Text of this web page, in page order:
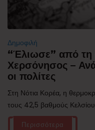
Δημοφιλή
“Έλιωσε” από τη
Χερσόνησος –
οι πολίτες
Στη Νότια Κορέα, η
τους 42,5 βαθμούς
Περισσότερα